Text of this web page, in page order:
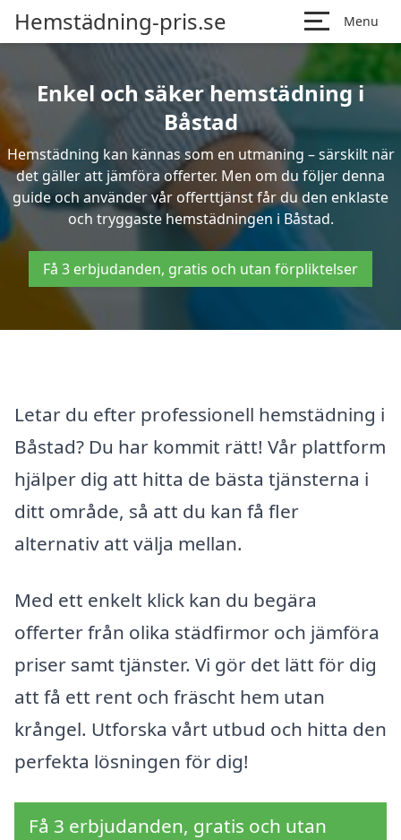
Hemstädning-pris.se Menu
Enkel och säker hemstädning i
Båstad
Hemstädning kan kännas som en utmaning – särskilt när
det gäller att jämföra offerter. Men om du följer denna
guide och använder vår offerttjänst får du den enklaste
och tryggaste hemstädningen i Båstad.
Få 3 erbjudanden, gratis och utan förpliktelser
Letar du efter professionell hemstädning i
Båstad? Du har kommit rätt! Vår plattform
hjälper dig att hitta de bästa tjänsterna i
ditt område, så att du kan få fler
alternativ att välja mellan.
Med ett enkelt klick kan du begära
offerter från olika städfirmor och jämföra
priser samt tjänster. Vi gör det lätt för dig
att få ett rent och fräscht hem utan
krångel. Utforska vårt utbud och hitta den
perfekta lösningen för dig!
Få 3 erbjudanden, gratis och utan